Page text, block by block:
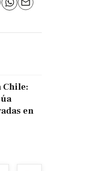
WhatsApp
Email
Chile:
en